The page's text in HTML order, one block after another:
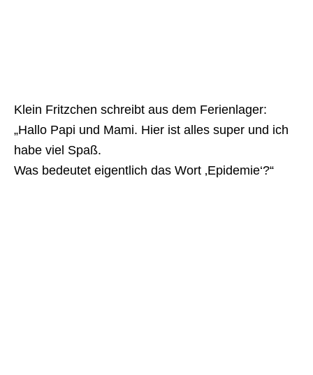
Klein Fritzchen schreibt aus dem Ferienlager:
„Hallo Papi und Mami. Hier ist alles super und ich
habe viel Spaß.
Was bedeutet eigentlich das Wort ‚Epidemie‘?“